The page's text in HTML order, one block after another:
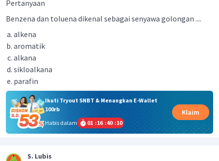
Pertanyaan
Benzena dan toluena dikenal sebagai senyawa golongan ....
alkena
aromatik
alkana
sikloalkana
parafin
Ikuti Tryout SNBT & Menangkan E-Wallet
100rb
Habis dalam
01 :16 :40 :10
Klaim
S. Lubis